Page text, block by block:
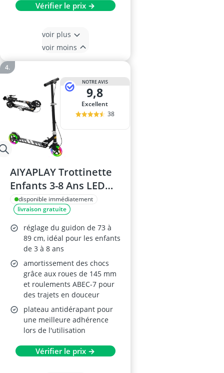
Vérifier le prix →
voir plus
voir moins
NOTRE AVIS
9,8
Excellent
38
AIYAPLAY Trottinette
Enfants 3-8 Ans LED
Noir
disponible immédiatement
livraison gratuite
réglage du guidon de 73 à
89 cm, idéal pour les enfants
de 3 à 8 ans
amortissement des chocs
grâce aux roues de 145 mm
et roulements ABEC-7 pour
des trajets en douceur
plateau antidérapant pour
une meilleure adhérence
lors de l'utilisation
Vérifier le prix →